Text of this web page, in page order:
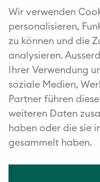
Wir verwenden
personalisieren,
zu können und die
analysieren.
Ihrer Verwendung
soziale Medien,
Partner führen
weiteren Daten
haben oder die sie
gesammelt haben.
Die fünf starken